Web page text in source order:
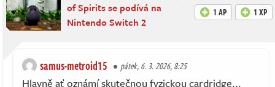
of Spirits se podívá na
Nintendo Switch 2
1 AP 1 XP
samus-metroid15 pátek, 6. 3. 2026, 8:25
Hlavně ať oznámí skutečnou fyzickou cardridge...